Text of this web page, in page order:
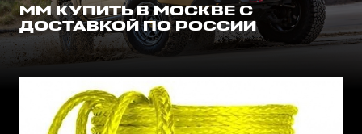
ММ КУПИТЬ В МОСКВЕ С
ДОСТАВКОЙ ПО РОССИИ